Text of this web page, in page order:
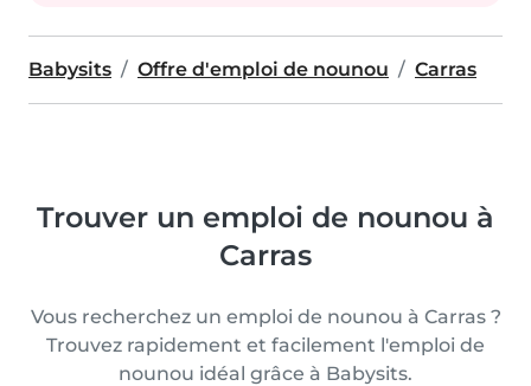
Babysits Offre d'emploi de nounou Carras
Trouver un emploi de nounou à
Carras
Vous recherchez un emploi de nounou à Carras ?
Trouvez rapidement et facilement l'emploi de
nounou idéal grâce à Babysits.